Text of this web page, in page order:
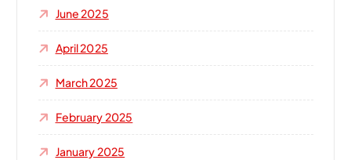
June 2025
April 2025
March 2025
February 2025
January 2025